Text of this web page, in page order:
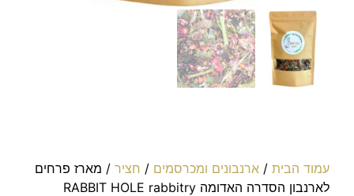
עמוד הבית /ארנבונים ומכרסמים / חציר / מארז פרחים
לארנבון הסדרה האדומה RABBIT HOLE rabbitry